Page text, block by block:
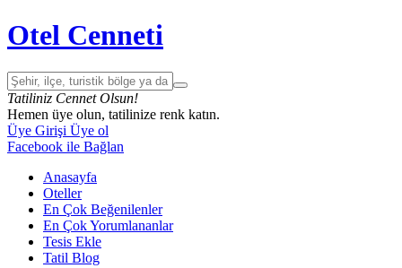
Otel Cenneti
Tatiliniz Cennet Olsun!
Hemen üye olun, tatilinize renk katın.
Üye Girişi Üye ol
Facebook ile Bağlan
Anasayfa
Oteller
En Çok Beğenilenler
En Çok Yorumlananlar
Tesis Ekle
Tatil Blog